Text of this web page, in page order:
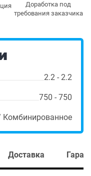
Доработка под
требования заказчика
2.2 - 2.2
750 - 750
Доставка